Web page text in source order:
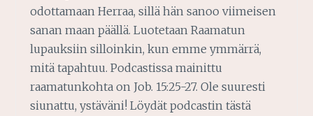
odottamaan Herraa, sillä hän sanoo viimeisen
sanan maan päällä. Luotetaan Raamatun
lupauksiin silloinkin, kun emme ymmärrä,
mitä tapahtuu. Podcastissa mainittu
raamatunkohta on Job. 15:25-27. Ole suuresti
siunattu, ystäväni! Löydät podcastin tästä